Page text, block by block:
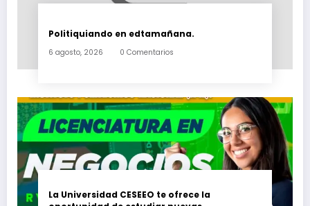
Politiquiando en edtamañana.
6 agosto, 2026 0 Comentarios
La Universidad CESEEO te ofrece la